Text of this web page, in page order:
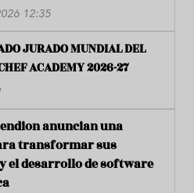
12:35
JURADO MUNDIAL DEL
ACADEMY 2026-27
anuncian una
transformar sus
el desarrollo de software